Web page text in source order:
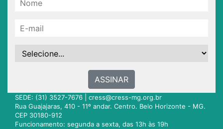
ASSINAR
SEDE: (31) 3527-7676 | cress@cress-mg.org.br
Rua Guajajaras, 410 - 11º andar. Centro. Belo Horizonte - MG.
CEP 30180-912
Funcionamento: segunda a sexta, das 13h às 19h